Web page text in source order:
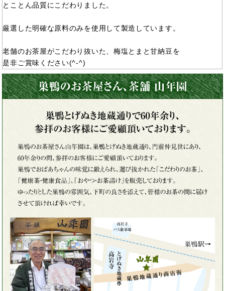
とことん品質にこだわりました。
厳選した明確な原料のみを使用して製造しています。
老舗のお茶屋がこだわり抜いた、梅塩とまと甘納豆を
是非ご賞味ください(^-^)